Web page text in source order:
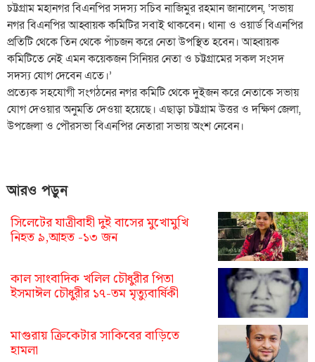
চট্টগ্রাম মহানগর বিএনপির সদস্য সচিব নাজিমুর রহমান জানালেন, ‘সভায়
নগর বিএনপির আহ্বায়ক কমিটির সবাই থাকবেন। থানা ও ওয়ার্ড বিএনপির
প্রতিটি থেকে তিন থেকে পাঁচজন করে নেতা উপস্থিত হবেন। আহ্বায়ক
কমিটিতে নেই এমন কয়েকজন সিনিয়র নেতা ও চট্টগ্রামের সকল সংসদ
সদস্য যোগ দেবেন এতে।’
প্রত্যেক সহযোগী সংগঠনের নগর কমিটি থেকে দুইজন করে নেতাকে সভায়
যোগ দেওয়ার অনুমতি দেওয়া হয়েছে। এছাড়া চট্টগ্রাম উত্তর ও দক্ষিণ জেলা,
উপজেলা ও পৌরসভা বিএনপির নেতারা সভায় অংশ নেবেন।
আরও পড়ুন
সিলেটের যাত্রীবাহী দুই বাসের মুখোমুখি
নিহত ৯,আহত -১৩ জন
কাল সাংবাদিক খলিল চৌধুরীর পিতা
ইসমাঈল চৌধুরীর ১৭-তম মৃত্যুবার্ষিকী
মাগুরায় ক্রিকেটার সাকিবের বাড়িতে
হামলা